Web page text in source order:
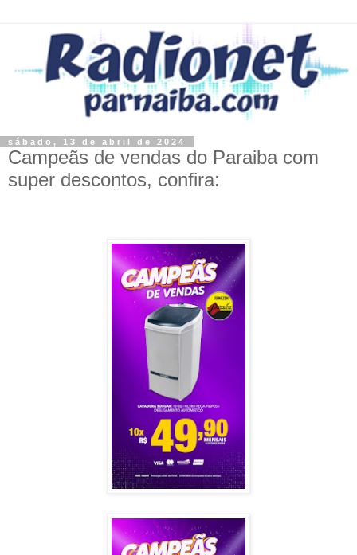
sábado, 13 de abril de 2024
Campeãs de vendas do Paraiba com
super descontos, confira: